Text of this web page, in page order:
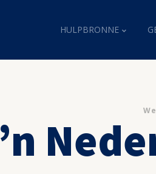
HULPBRONNE
’n